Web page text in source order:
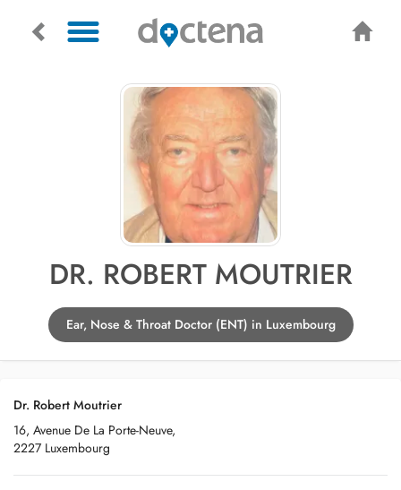
DR. ROBERT MOUTRIER
Ear, Nose & Throat Doctor (ENT) in Luxembourg
Dr. Robert Moutrier
16, Avenue De La Porte-Neuve,
2227 Luxembourg